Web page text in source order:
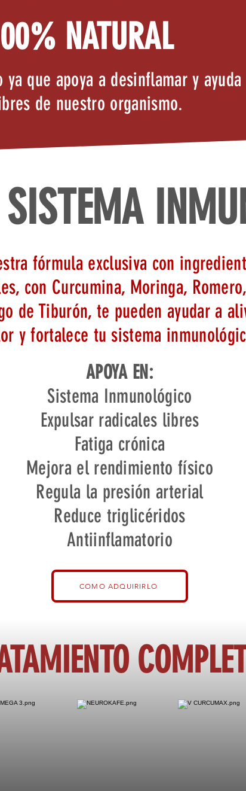
NATURAL
que apoya a desinflamar y ayuda
de nuestro organismo.
SISTEMA
fórmula exclusiva con
con Curcumina, Moringa,
de Tiburón, te pueden ayudar a
y fortalece tu sistema
APOYA EN:
Sistema Inmunológico
Expulsar radicales libres
Fatiga crónica
Mejora el rendimiento físico
Regula la presión arterial
Reduce triglicéridos
Antiinflamatorio
COMO ADQUIRIRLO